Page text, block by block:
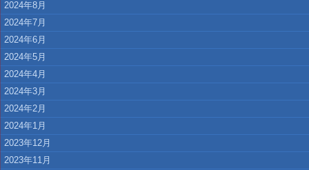
2024年8月
2024年7月
2024年6月
2024年5月
2024年4月
2024年3月
2024年2月
2024年1月
2023年12月
2023年11月